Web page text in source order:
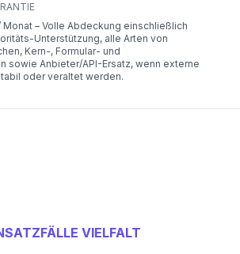
Monat – Volle Abdeckung einschließlich
Unterstützung, alle Arten von
Kern-, Formular- und
sowie Anbieter/API-Ersatz, wenn externe
oder veraltet werden.
VIELFALT